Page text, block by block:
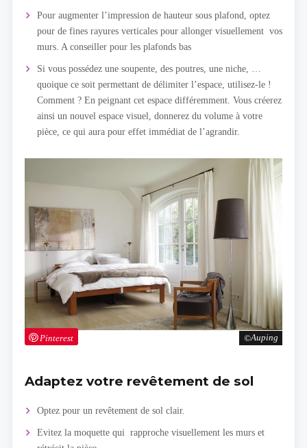
Auping
Pinterest
Pour augmenter l’impression de hauteur sous plafond, optez
pour de fines rayures verticales pour allonger visuellement vos
murs. A conseiller pour les plafonds bas
Si vous possédez une soupente, des poutres, une niche, …
quoique ce soit permettant de délimiter l’espace, utilisez-le !
Comment ? En peignant cet espace différemment. Vous créerez
ainsi un nouvel espace visuel, donnerez du volume à votre
pièce, ce qui aura pour effet immédiat de l’agrandir.
Adaptez votre revêtement de sol
Optez pour un revêtement de sol clair.
Evitez la moquette qui rapproche visuellement les murs et